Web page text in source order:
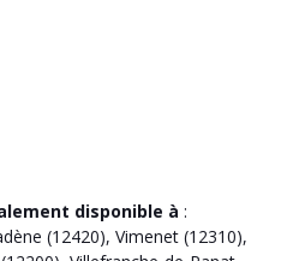
disponible à :
(12420), Vimenet (12310),